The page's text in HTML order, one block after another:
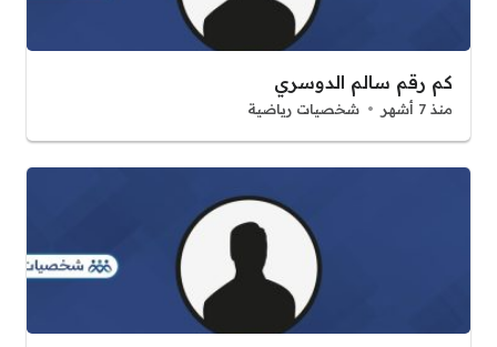
كم رقم سالم الدوسري
منذ 7 أشهر شخصيات رياضية